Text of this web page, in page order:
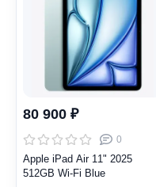
80 900 ₽
0
Apple iPad Air 11" 2025
512GB Wi-Fi Blue